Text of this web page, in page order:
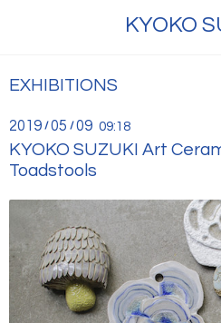
KYOKO
EXHIBITIONS
2019 /05 /09 09:18
KYOKO SUZUKI Art
Toadstools